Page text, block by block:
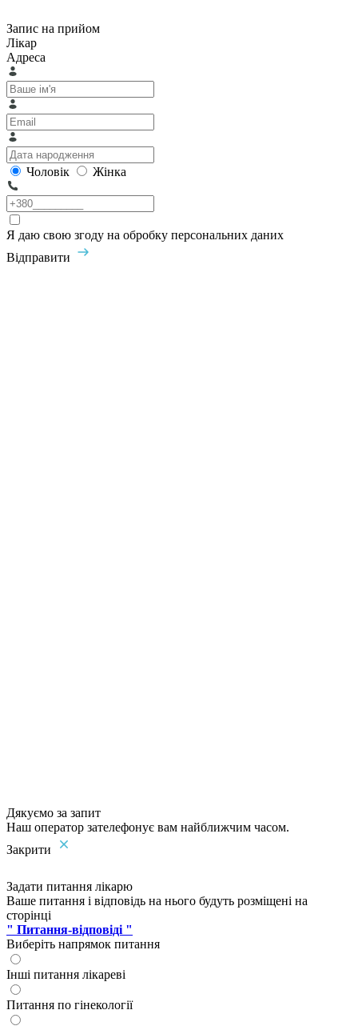
Запис на прийом
Лікар
Адреса
Чоловік Жінка
Я даю свою згоду на обробку персональних даних
Відправити
Дякуємо за запит
Наш оператор зателефонує вам найближчим часом.
Закрити
Задати питання лікарю
Ваше питання і відповідь на нього будуть розміщені на
сторінці
" Питання-відповіді "
Виберіть напрямок питання
Інші питання лікареві
Питання по гінекології